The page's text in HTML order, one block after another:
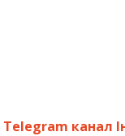
Telegram канал